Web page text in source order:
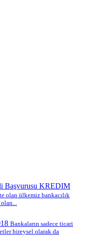
Başvurusu KREDIM
olan ülkemiz bankacılık
Bankaların sadece ticari
bireysel olarak da